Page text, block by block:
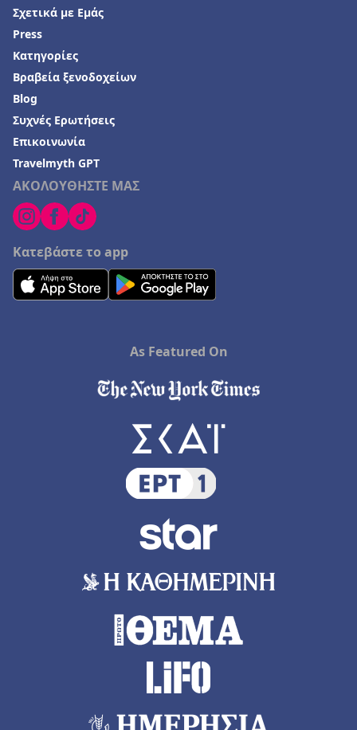
ΑΚΟΛΟΥΘΗΣΤΕ ΜΑΣ
Κατεβάστε το app
Σχετικά με Εμάς
Press
Κατηγορίες
Βραβεία ξενοδοχείων
Blog
Συχνές Ερωτήσεις
Επικοινωνία
Travelmyth GPT
As Featured On